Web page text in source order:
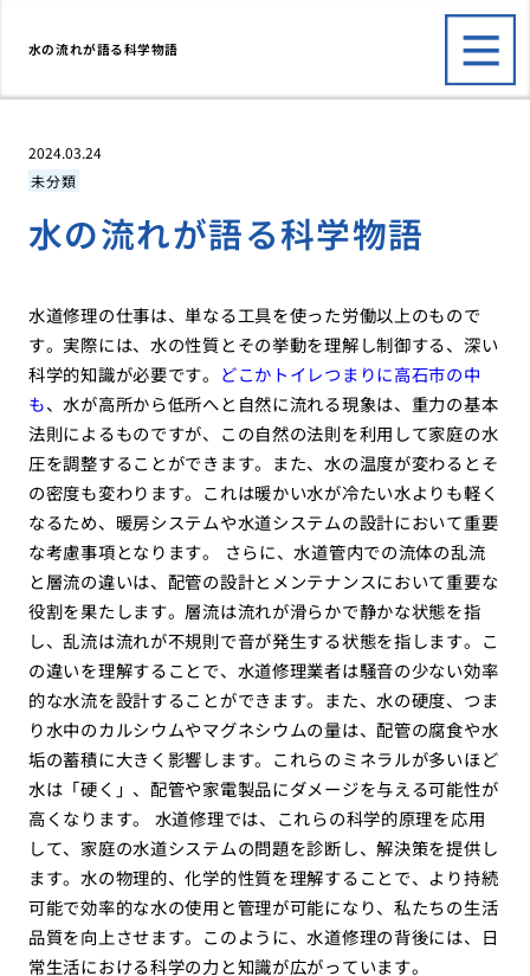
水の流れが語る科学物語
2024.03.24
未分類
水の流れが語る科学物語
水道修理の仕事は、単なる工具を使った労働以上のもので
す。実際には、水の性質とその挙動を理解し制御する、深い
科学的知識が必要です。 どこかトイレつまりに高石市の中
も、水が高所から低所へと自然に流れる現象は、重力の基本
法則によるものですが、この自然の法則を利用して家庭の水
圧を調整することができます。また、水の温度が変わるとそ
の密度も変わります。これは暖かい水が冷たい水よりも軽く
なるため、暖房システムや水道システムの設計において重要
な考慮事項となります。 さらに、水道管内での流体の乱流
と層流の違いは、配管の設計とメンテナンスにおいて重要な
役割を果たします。層流は流れが滑らかで静かな状態を指
し、乱流は流れが不規則で音が発生する状態を指します。こ
の違いを理解することで、水道修理業者は騒音の少ない効率
的な水流を設計することができます。また、水の硬度、つま
り水中のカルシウムやマグネシウムの量は、配管の腐食や水
垢の蓄積に大きく影響します。これらのミネラルが多いほど
水は「硬く」、配管や家電製品にダメージを与える可能性が
高くなります。 水道修理では、これらの科学的原理を応用
して、家庭の水道システムの問題を診断し、解決策を提供し
ます。水の物理的、化学的性質を理解することで、より持続
可能で効率的な水の使用と管理が可能になり、私たちの生活
品質を向上させます。このように、水道修理の背後には、日
常生活における科学の力と知識が広がっています。